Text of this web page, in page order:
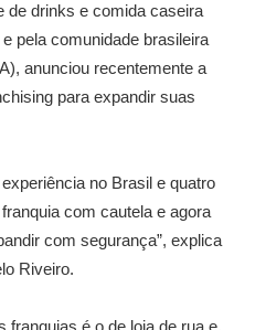
de drinks e comida caseira
pela comunidade brasileira
anunciou recentemente a
para expandir suas
no Brasil e quatro
com cautela e agora
com segurança”, explica
Riveiro.
franquias é o de loja de rua e,